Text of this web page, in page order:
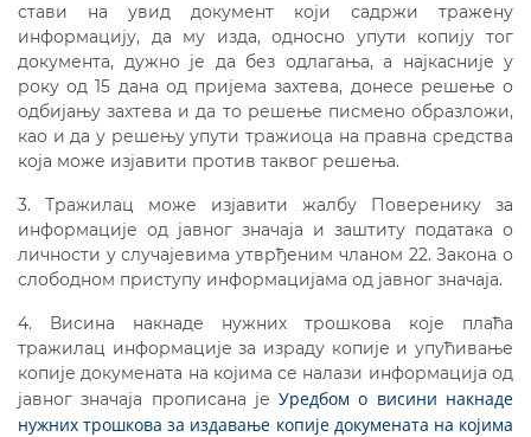
стави на увид документ који садржи тражену
информацију, да му изда, односно упути копију тог
документа, дужно је да без одлагања, а најкасније у
року од 15 дана од пријема захтева, донесе решење о
одбијању захтева и да то решење писмено образложи,
као и да у решењу упути тражиоца на правна средства
која може изјавити против таквог решења.
3. Тражилац може изјавити жалбу Поверенику за
информације од јавног значаја и заштиту података о
личности у случајевима утврђеним чланом 22. Закона о
слободном приступу информацијама од јавног значаја.
4. Висина накнаде нужних трошкова које плаћа
тражилац информације за израду копије и упућивање
копије докумената на којима се налази информација од
јавног значаја прописана јеУредбом о висини накнаде
нужних трошкова за издавање копије докумената на којима